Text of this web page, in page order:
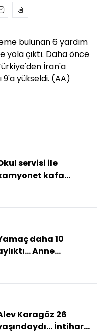
bulunan 6 yardım
yola çıktı. Daha önce
İran'a
9'a yükseldi. (AA)
servisi ile
kafa
daha 10
Anne
Karagöz 26
İntihar